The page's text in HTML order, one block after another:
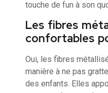
touche de fun à son
Les fibres
confortables
Oui, les fibres
manière à ne pas
des enfants. Elles